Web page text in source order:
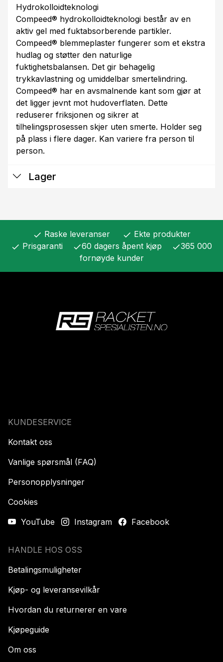
Hydrokolloidteknologi
Compeed® hydrokolloidteknologi består av en
aktiv gel med fuktabsorberende partikler.
Compeed® blemmeplaster fungerer som et ekstra
hudlag og støtter den naturlige
fuktighetsbalansen. Det gir behagelig
trykkavlastning og umiddelbar smertelindring.
Compeed® har en avsmalnende kant som gjør at
det ligger jevnt mot hudoverflaten. Dette
reduserer friksjonen og sikrer at
tilhelingsprosessen skjer uten smerte. Holder seg
på plass i flere dager. Kan variere fra person til
person.
Lager
check Raske leveranser check Ekte produkter
check Prisgaranti check60 dagers åpent kjøp check365 000
fornøyde kunder
KUNDESERVICE
Kontakt oss
Vanlige spørsmål (FAQ)
Personopplysninger
Cookies
YouTube
Instagram Facebook
HANDLE HOS OSS
Betalingsmuligheter
Kjøp- og leveransevilkår
Hvordan du returnerer en vare
Kjøpeguide
Om oss